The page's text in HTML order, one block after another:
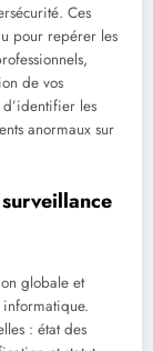
Ces
pour repérer les
de vos
les
anormaux sur
globale et
informatique.
: état des